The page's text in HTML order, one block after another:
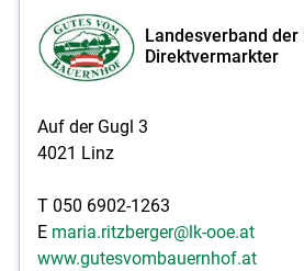
Landesverband
Direktvermarkter
Auf der Gugl 3
4021 Linz
T 050 6902-1263
E maria.ritzberger@lk-ooe.at
www.gutesvombauernhof.at